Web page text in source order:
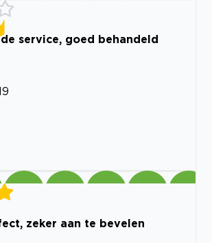
service, goed behandeld
zeker aan te bevelen